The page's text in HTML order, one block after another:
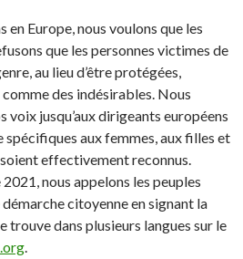
Europe, nous voulons que les
que les personnes victimes de
au lieu d’être protégées,
des indésirables. Nous
voix jusqu’aux dirigeants européens
spécifiques aux femmes, aux filles et
effectivement reconnus.
nous appelons les peuples
citoyenne en signant la
trouve dans plusieurs langues sur le
.